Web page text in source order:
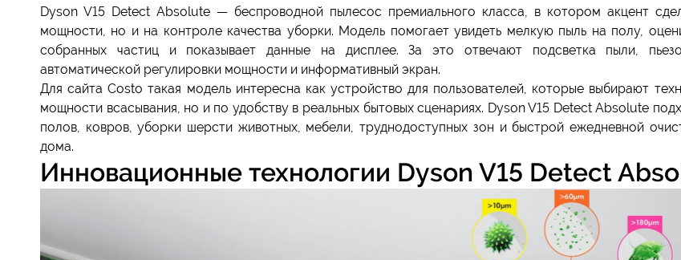
Dyson V15 Detect Absolute — беспроводной пылесос премиального класса, в котором акцент
мощности, но и на контроле качества уборки. Модель помогает увидеть мелкую пыль на полу,
собранных частиц и показывает данные на дисплее. За это отвечают подсветка пыли,
автоматической регулировки мощности и информативный экран.
Для сайта Costo такая модель интересна как устройство для пользователей, которые выбирают
мощности всасывания, но и по удобству в реальных бытовых сценариях. Dyson V15 Detect Absolute
полов, ковров, уборки шерсти животных, мебели, труднодоступных зон и быстрой ежедневной
дома.
Инновационные технологии Dyson V15 Detect